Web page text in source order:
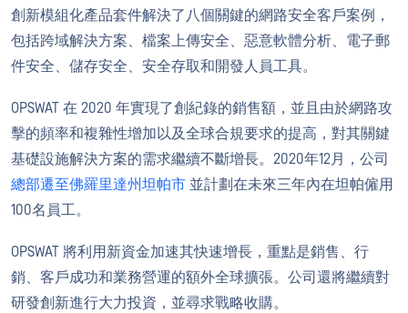
創新模組化產品套件解決了八個關鍵的網路安全客戶案例，
包括跨域解決方案、檔案上傳安全、惡意軟體分析、電子郵
件安全、儲存安全、安全存取和開發人員工具。
OPSWAT 在 2020 年實現了創紀錄的銷售額，並且由於網路攻
擊的頻率和複雜性增加以及全球合規要求的提高，對其關鍵
基礎設施解決方案的需求繼續不斷增長。2020年12月，公司
總部遷至佛羅里達州坦帕市 並計劃在未來三年內在坦帕僱用
100名員工。
OPSWAT 將利用新資金加速其快速增長，重點是銷售、行
銷、客戶成功和業務營運的額外全球擴張。公司還將繼續對
研發創新進行大力投資，並尋求戰略收購。